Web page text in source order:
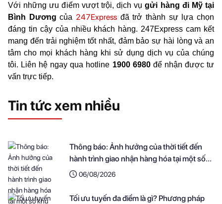
Với những ưu điểm vượt trội, dịch vụ gửi hàng đi Mỹ tại
Bình Dương của 247Express đã trở thành sự lựa chọn
đáng tin cậy của nhiều khách hàng. 247Express cam kết
mang đến trải nghiệm tốt nhất, đảm bảo sự hài lòng và an
tâm cho mọi khách hàng khi sử dụng dịch vụ của chúng
tôi. Liên hệ ngay qua hotline 1900 6980 để nhận được tư
vấn trực tiếp.
Tin tức xem nhiều
Thông báo: Ảnh hưởng của thời tiết đến
hành trình giao nhận hàng hóa tại một số
khu vực
06/08/2026
Tối ưu tuyến đa điểm là gì? Phương pháp